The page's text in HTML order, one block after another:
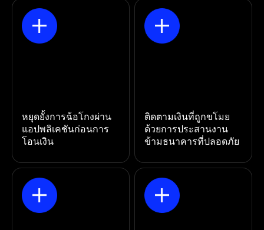
หยุดยั้งการฉ้อโกงผ่าน
แอปพลิเคชันก่อนการ
โอนเงิน
ติดตามเงินที่ถูกขโมย
ด้วยการประสานงาน
ข้ามธนาคารที่ปลอดภัย